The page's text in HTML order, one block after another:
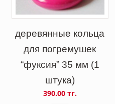
деревянные кольца
для погремушек
“фуксия” 35 мм (1
штука)
390.00 тг.